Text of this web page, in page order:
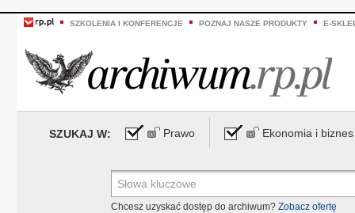
SZKOLENIA I KONFERENCJE POZNAJ NASZE PRODUKTY E-
SZUKAJ W: Prawo Ekonomia i biznes
Chcesz uzyskać dostęp do archiwum? Zobacz ofertę